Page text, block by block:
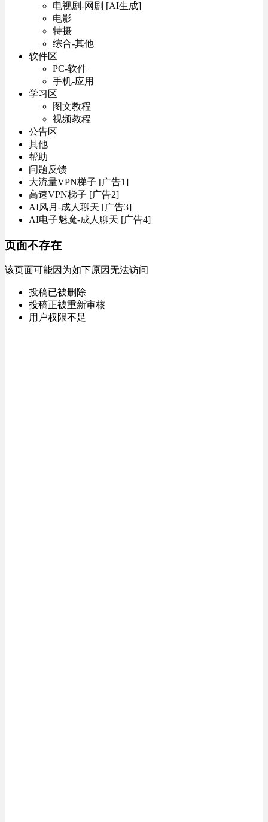
电视剧-网剧 [AI生成]
电影
特摄
综合-其他
软件区
PC-软件
手机-应用
学习区
图文教程
视频教程
公告区
其他
帮助
问题反馈
大流量VPN梯子 [广告1]
高速VPN梯子 [广告2]
AI风月-成人聊天 [广告3]
AI电子魅魔-成人聊天 [广告4]
页面不存在
该页面可能因为如下原因无法访问
投稿已被删除
投稿正被重新审核
用户权限不足